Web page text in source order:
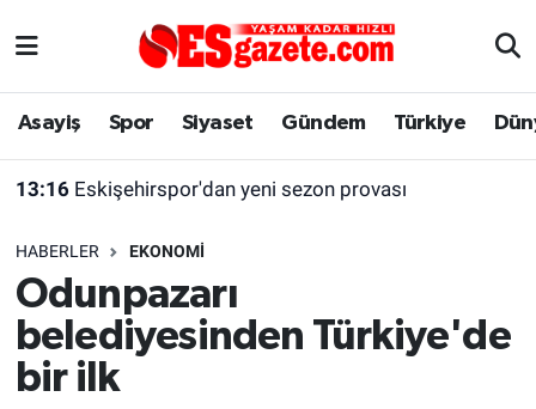
Asayiş Spor Siyaset Gündem Türkiye
13:16 Eskişehirspor'dan yeni sezon provası
HABERLER EKONOMI
Odunpazarı
belediyesinden Türkiye'de
bir ilk
Asayiş
Gündem
Türkiye
Dünya
Yaşam
Eskişehirspor Arşivi
Eskişehir Arşivi
Röportaj
Eskişehir Nöbetçi Eczaneler
Süper Lig Puan Durumu ve Fikstür
Tüm Manşetler
Son Dakika Haberleri